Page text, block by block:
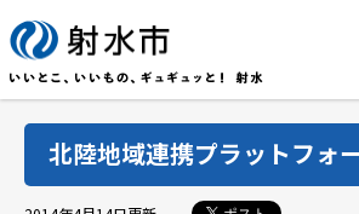
北陸地域連携プラットフォ